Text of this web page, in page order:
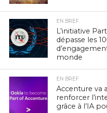
EN BREF
L’initiative
dépasse les
monde
EN BREF
Accenture va
renforcer
grâce à l’IA